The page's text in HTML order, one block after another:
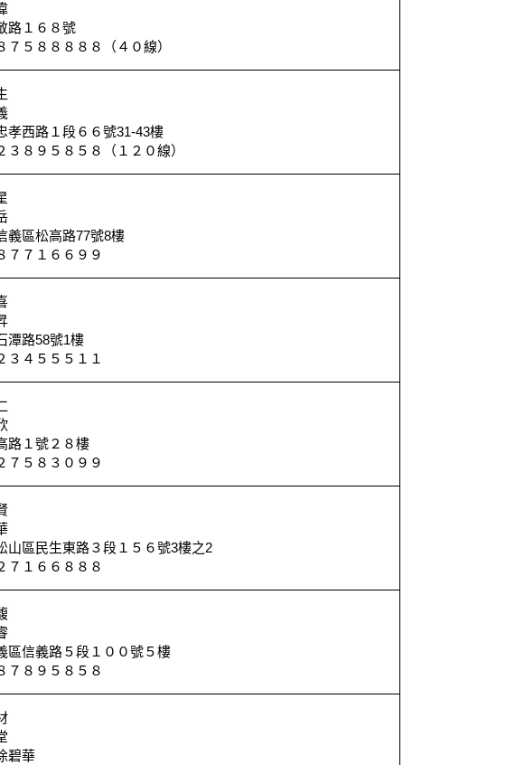
路１６８號
７５８８８８８（４０線）
孝西路１段６６號31-43樓
３８９５８５８（１２０線）
義區松高路77號8樓
７７１６６９９
潭路58號1樓
３４５５５１１
路１號２８樓
７５８３０９９
山區民生東路３段１５６號3樓之2
７１６６８８８
區信義路５段１００號５樓
７８９５８５８
碧華